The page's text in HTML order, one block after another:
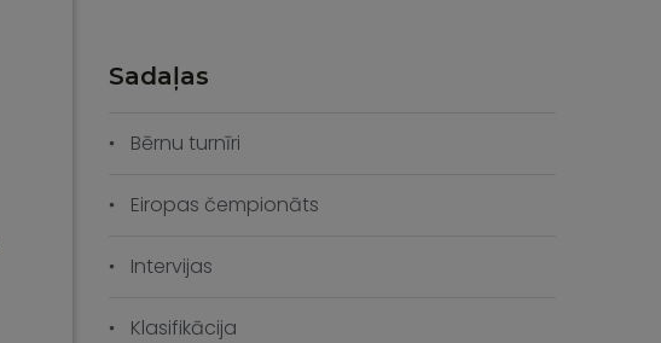
Sadaļas
Bērnu turnīri
Eiropas čempionāts
Intervijas
Klasifikācija